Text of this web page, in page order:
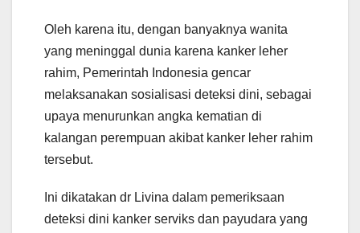
Oleh karena itu, dengan banyaknya wanita
yang meninggal dunia karena kanker leher
rahim, Pemerintah Indonesia gencar
melaksanakan sosialisasi deteksi dini, sebagai
upaya menurunkan angka kematian di
kalangan perempuan akibat kanker leher rahim
tersebut.
Ini dikatakan dr Livina dalam pemeriksaan
deteksi dini kanker serviks dan payudara yang